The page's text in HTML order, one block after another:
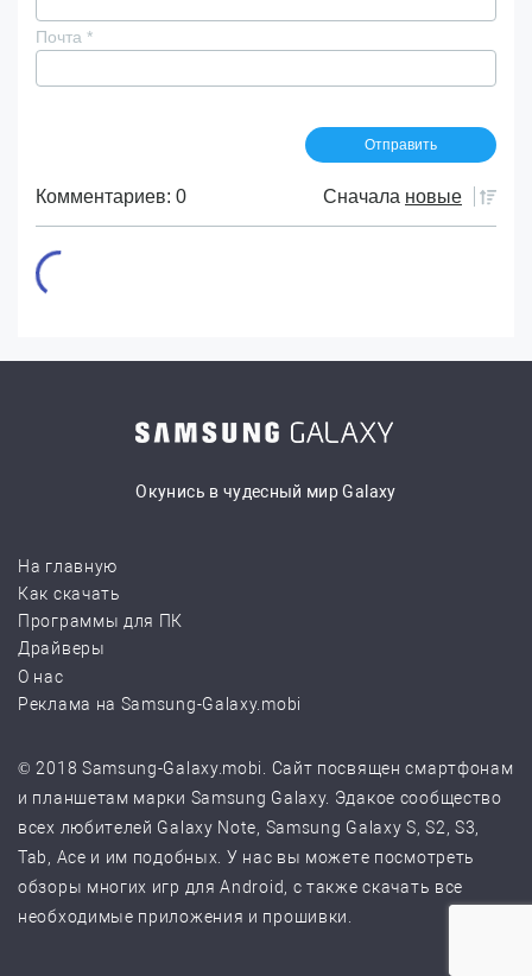
Почта *
Комментариев: 0 Сначала новые
Окунись в чудесный мир Galaxy
На главную
Как скачать
Программы для ПК
Драйверы
О нас
Реклама на Samsung-Galaxy.mobi
© 2018 Samsung-Galaxy.mobi. Сайт посвящен смартфонам
и планшетам марки Samsung Galaxy. Эдакое сообщество
всех любителей Galaxy Note, Samsung Galaxy S, S2, S3,
Tab, Ace и им подобных. У нас вы можете посмотреть
обзоры многих игр для Android, с также скачать все
необходимые приложения и прошивки.